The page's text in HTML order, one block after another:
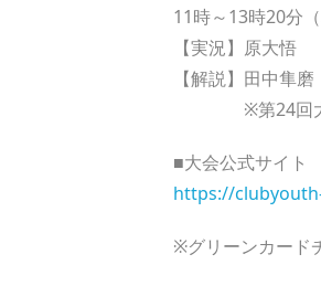
11時～13時20分
【実況】原大悟
【解説】田中隼磨
※第24回大会
■大会公式サイト
https://
※グリーンカード